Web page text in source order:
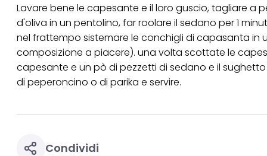
Lavare bene le capesante e il loro guscio, tagliare a
d'oliva in un pentolino, far roolare il sedano per 1
nel frattempo sistemare le conchigli di capasanta
composizione a piacere). una volta scottate le
capesante e un pò di pezzetti di sedano e il
di peperoncino o di parika e servire.
Condividi
misurare e
Puoi trovare
collegata nel piè di
qualsiasi
collegata nel piè di
periodo di